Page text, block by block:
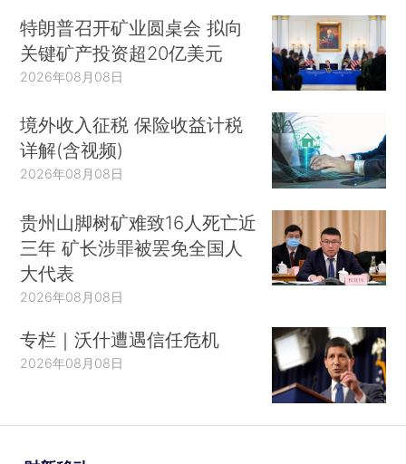
特朗普召开矿业圆桌会 拟向
关键矿产投资超20亿美元
2026年08月08日
境外收入征税 保险收益计税
详解(含视频)
2026年08月08日
贵州山脚树矿难致16人死亡近
三年 矿长涉罪被罢免全国人
大代表
2026年08月08日
专栏｜沃什遭遇信任危机
2026年08月08日